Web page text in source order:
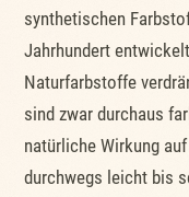
synthetischen
Jahrhundert
Naturfarbstoffe
sind zwar durchaus
natürliche Wirkung
durchwegs leicht bis